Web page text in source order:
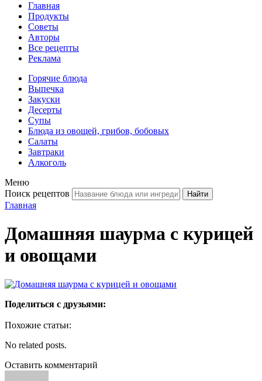
Главная
Продукты
Советы
Авторы
Все рецепты
Реклама
Горячие блюда
Выпечка
Закуски
Десерты
Супы
Блюда из овощей, грибов, бобовых
Салаты
Завтраки
Алкоголь
Меню
Поиск рецептов
Главная
Домашняя шаурма с курицей
и овощами
Поделиться с друзьями:
Похожие статьи:
No related posts.
Оставить комментарий